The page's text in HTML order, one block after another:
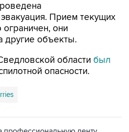
Прием текущих
они
другие объекты.
области был
опасности.